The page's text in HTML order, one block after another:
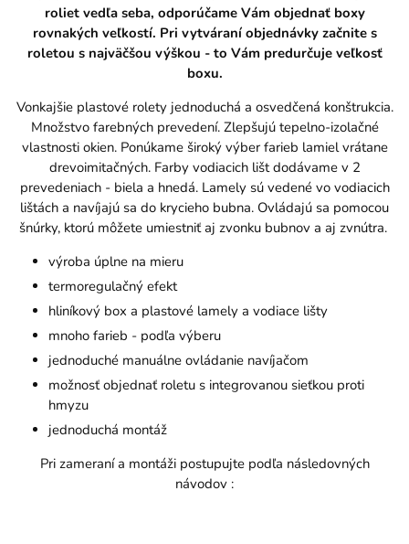
roliet vedľa seba, odporúčame Vám objednať boxy
rovnakých veľkostí. Pri vytváraní objednávky začnite s
roletou s najväčšou výškou - to Vám predurčuje veľkosť
boxu.
Vonkajšie plastové rolety jednoduchá a osvedčená konštrukcia.
Množstvo farebných prevedení. Zlepšujú tepelno-izolačné
vlastnosti okien. Ponúkame široký výber farieb lamiel vrátane
drevoimitačných. Farby vodiacich lišt dodávame v 2
prevedeniach - biela a hnedá. Lamely sú vedené vo vodiacich
lištách a navíjajú sa do krycieho bubna. Ovládajú sa pomocou
šnúrky, ktorú môžete umiestniť aj zvonku bubnov a aj zvnútra.
výroba úplne na mieru
termoregulačný efekt
hliníkový box a plastové lamely a vodiace lišty
mnoho farieb - podľa výberu
jednoduché manuálne ovládanie navíjačom
možnosť objednať roletu s integrovanou sieťkou proti
hmyzu
jednoduchá montáž
Pri zameraní a montáži postupujte podľa následovných
návodov :